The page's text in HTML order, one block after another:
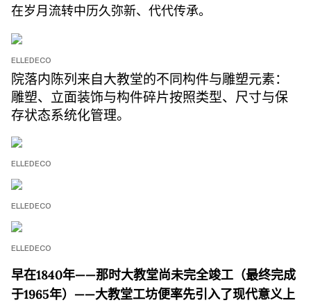
在岁月流转中历久弥新、代代传承。
ELLEDECO
院落内陈列来自大教堂的不同构件与雕塑元素：
雕塑、立面装饰与构件碎片按照类型、尺寸与保
存状态系统化管理。
ELLEDECO
ELLEDECO
ELLEDECO
早在1840年——那时大教堂尚未完全竣工（最终完成
于1965年）——大教堂工坊便率先引入了现代意义上